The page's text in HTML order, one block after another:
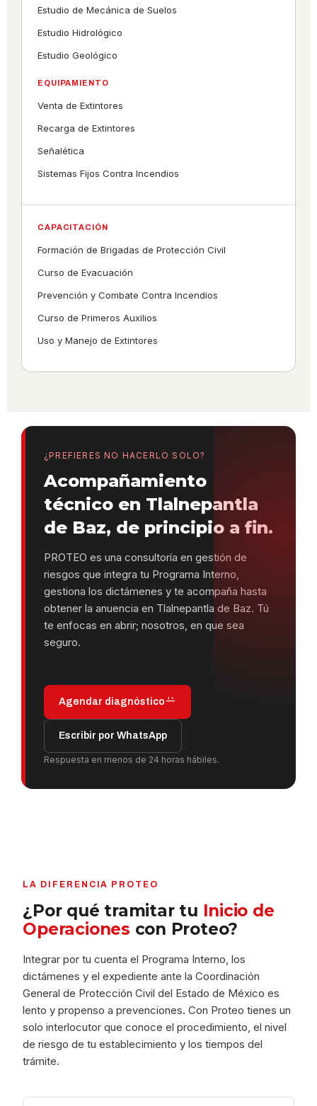
Estudio de Mecánica de Suelos
Estudio Hidrológico
Estudio Geológico
EQUIPAMIENTO
Venta de Extintores
Recarga de Extintores
Señalética
Sistemas Fijos Contra Incendios
CAPACITACIÓN
Formación de Brigadas de Protección Civil
Curso de Evacuación
Prevención y Combate Contra Incendios
Curso de Primeros Auxilios
Uso y Manejo de Extintores
¿PREFIERES NO HACERLO SOLO?
Acompañamiento
técnico en Tlalnepantla
de Baz, de principio a fin.
PROTEO es una consultoría en gestión de
riesgos que integra tu Programa Interno,
gestiona los dictámenes y te acompaña hasta
obtener la anuencia en Tlalnepantla de Baz. Tú
te enfocas en abrir; nosotros, en que sea
seguro.
Agendar diagnóstico
Escribir por WhatsApp
Respuesta en menos de 24 horas hábiles.
LA DIFERENCIA PROTEO
¿Por qué tramitar tu Inicio de
Operaciones con Proteo?
Integrar por tu cuenta el Programa Interno, los
dictámenes y el expediente ante la Coordinación
General de Protección Civil del Estado de México es
lento y propenso a prevenciones. Con Proteo tienes un
solo interlocutor que conoce el procedimiento, el nivel
de riesgo de tu establecimiento y los tiempos del
trámite.